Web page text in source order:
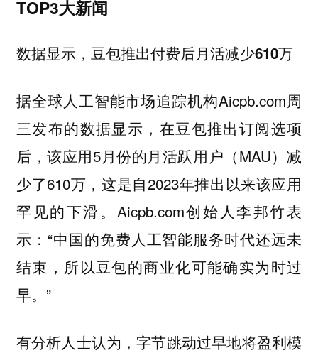
TOP3大新闻
数据显示，豆包推出付费后月活减少610万
据全球人工智能市场追踪机构Aicpb.com周
三发布的数据显示，在豆包推出订阅选项
后，该应用5月份的月活跃用户（MAU）减
少了610万，这是自2023年推出以来该应用
罕见的下滑。Aicpb.com创始人李邦竹表
示：“中国的免费人工智能服务时代还远未
结束，所以豆包的商业化可能确实为时过
早。”
有分析人士认为，字节跳动过早地将盈利模